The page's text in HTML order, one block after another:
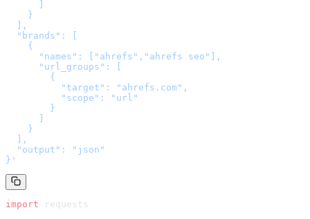
    }
  ],
  "brands": [
    {
      "names": ["ahrefs","ahrefs seo"],
      "url_groups": [
        {
          "target": "ahrefs.com",
          "scope": "url"
        }
    }
  ],
  "output": "json"
} '
import requests